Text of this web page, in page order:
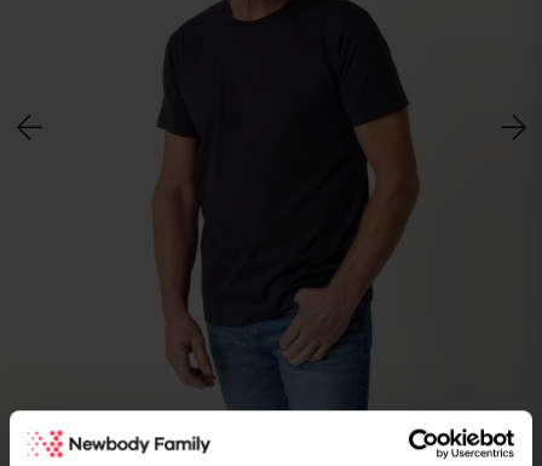
Bild
av
/ 6 Modellen är 188 cm och bär strl L